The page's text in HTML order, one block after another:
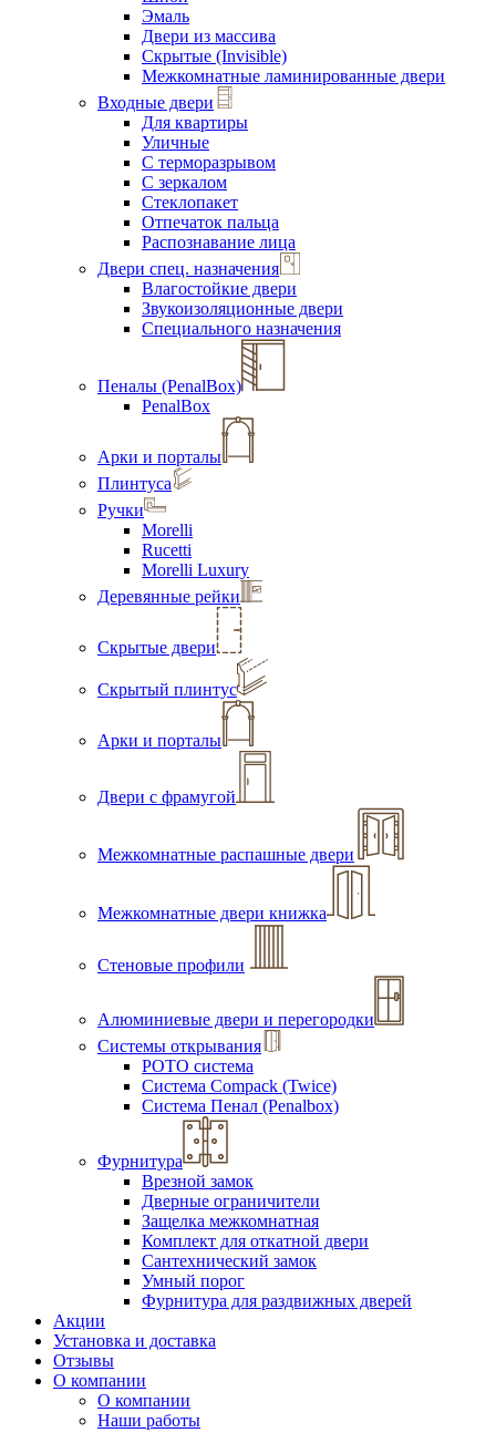
Эмаль
Двери из массива
Скрытые (Invisible)
Межкомнатные ламинированные двери
Входные двери
Для квартиры
Уличные
С терморазрывом
С зеркалом
Стеклопакет
Отпечаток пальца
Распознавание лица
Двери спец. назначения
Влагостойкие двери
Звукоизоляционные двери
Специального назначения
Пеналы (PenalBox)
PenalBox
Арки и порталы
Плинтуса
Ручки
Morelli
Rucetti
Morelli Luxury
Деревянные рейки
Скрытые двери
Скрытый плинтус
Арки и порталы
Двери с фрамугой
Межкомнатные распашные двери
Межкомнатные двери книжка
Стеновые профили
Алюминиевые двери и перегородки
Системы открывания
РОТО система
Система Compack (Twice)
Система Пенал (Penalbox)
Фурнитура
Врезной замок
Дверные ограничители
Защелка межкомнатная
Комплект для откатной двери
Сантехнический замок
Умный порог
Фурнитура для раздвижных дверей
Акции
Установка и доставка
Отзывы
О компании
О компании
Наши работы